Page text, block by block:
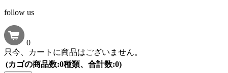
follow us
0
只今、カートに商品はございません。
(カゴの商品数:0種類、合計数:0)